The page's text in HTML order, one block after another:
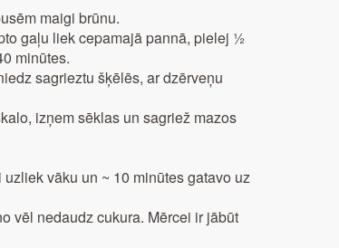
maigi brūnu.
gaļu liek cepamajā pannā, pielej ½
minūtes.
sagrieztu šķēlēs, ar dzērveņu
izņem sēklas un sagriež mazos
vāku un ~ 10 minūtes gatavo uz
vēl nedaudz cukura. Mērcei ir jābūt